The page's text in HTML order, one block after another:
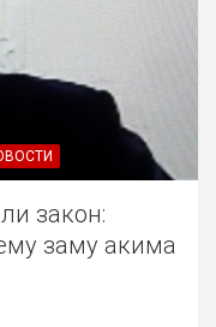
закон:
заму акима